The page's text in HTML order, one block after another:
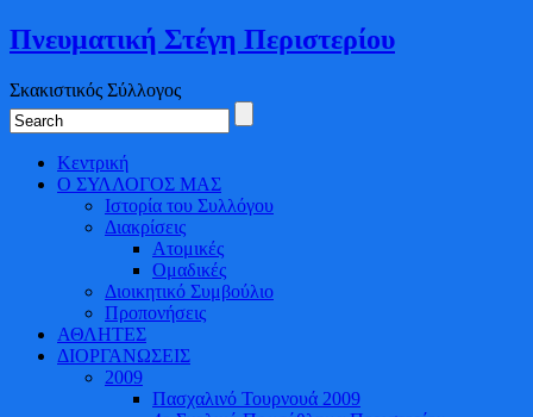
Πνευματική Στέγη Περιστερίου
Σκακιστικός Σύλλογος
Κεντρική
Ο ΣΥΛΛΟΓΟΣ ΜΑΣ
Ιστορία του Συλλόγου
Διακρίσεις
Ατομικές
Ομαδικές
Διοικητικό Συμβούλιο
Προπονήσεις
ΑΘΛΗΤΕΣ
ΔΙΟΡΓΑΝΩΣΕΙΣ
2009
Πασχαλινό Τουρνουά 2009